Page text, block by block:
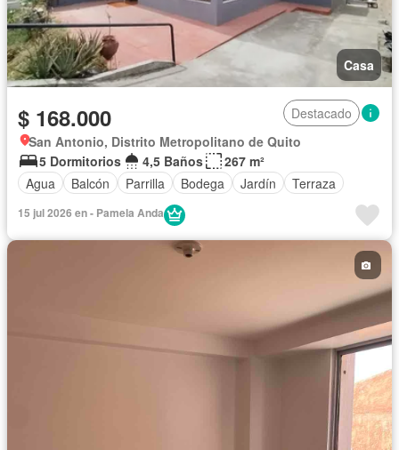
Casa
$ 168.000
Destacado
San Antonio, Distrito Metropolitano de Quito
5 Dormitorios
4,5 Baños
267 m²
Agua
Balcón Parrilla Bodega Jardín Terraza
15 jul 2026 en - Pamela Anda